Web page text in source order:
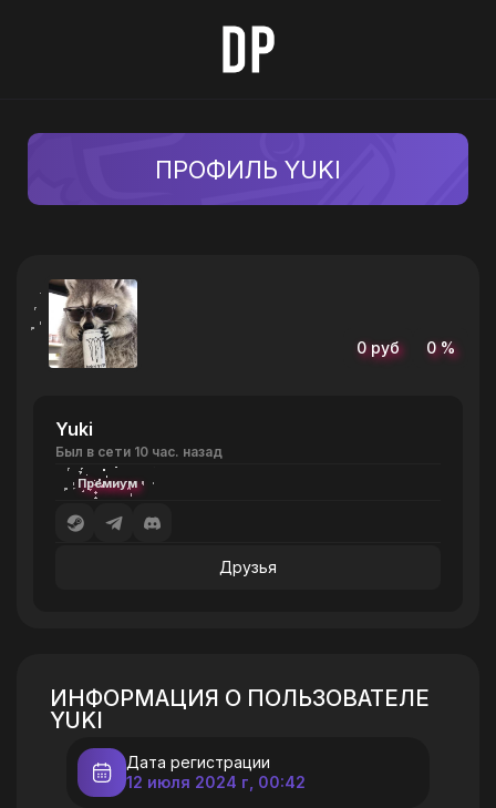
ПРОФИЛЬ YUKI
0 руб 0 %
Yuki
Был в сети 10 час. назад
Премиум
Друзья
ИНФОРМАЦИЯ О ПОЛЬЗОВАТЕЛЕ
YUKI
Дата регистрации
12 июля 2024 г, 00:42